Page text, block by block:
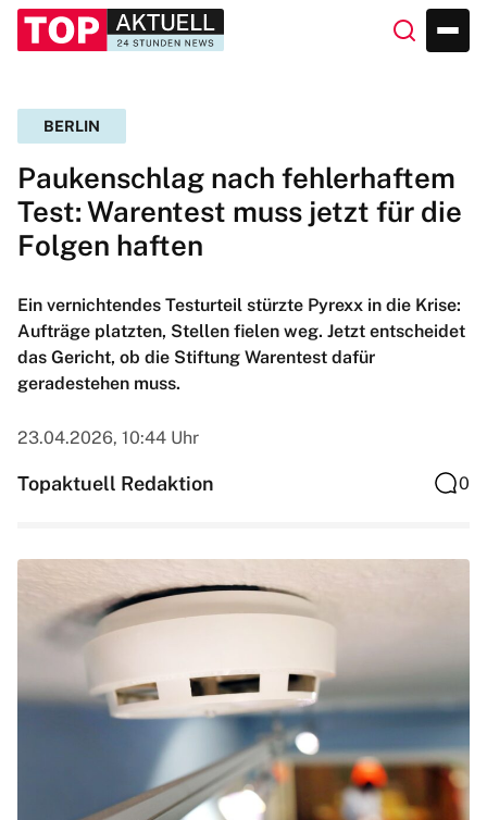
BERLIN
Paukenschlag nach fehlerhaftem
Test: Warentest muss jetzt für die
Folgen haften
Ein vernichtendes Testurteil stürzte Pyrexx in die Krise:
Aufträge platzten, Stellen fielen weg. Jetzt entscheidet
das Gericht, ob die Stiftung Warentest dafür
geradestehen muss.
23.04.2026, 10:44 Uhr
Topaktuell Redaktion 0